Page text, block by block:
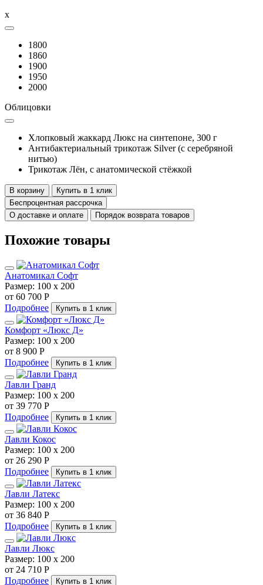
x
1800
1860
1900
1950
2000
Облицовки
Хлопковый жаккард Люкс на синтепоне, 300 г
Антибактериальный трикотаж Silver (с серебряной
нитью)
Трикотаж Лён, с анатомической стёжкой
В корзину
Купить в 1 клик
Беспроцентная рассрочка
О доставке и оплате
Порядок возврата товаров
Похожие товары
Анатомикал Софт
Размер: 100 х 200
от 60 700 Р
Подробнее
Купить в 1 клик
Комфорт «Люкс Д»
Размер: 100 х 200
от 8 900 Р
Подробнее
Купить в 1 клик
Лавли Гранд
Размер: 100 х 200
от 39 770 Р
Подробнее
Купить в 1 клик
Лавли Кокос
Размер: 100 х 200
от 26 290 Р
Подробнее
Купить в 1 клик
Лавли Латекс
Размер: 100 х 200
от 36 840 Р
Подробнее
Купить в 1 клик
Лавли Люкс
Размер: 100 х 200
от 24 710 Р
Подробнее
Купить в 1 клик